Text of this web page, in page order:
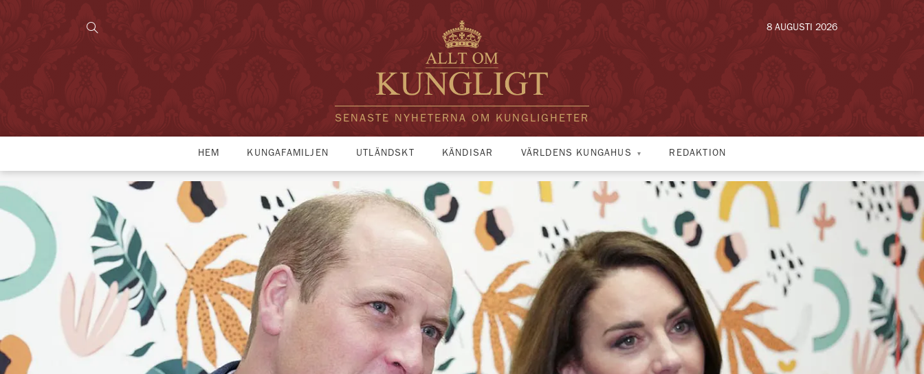
SENASTE NYHETERNA OM KUNGLIGHETER
8 AUGUSTI 2026
HEM KUNGAFAMILJEN UTLÄNDSKT KÄNDISAR VÄRLDENS KUNGAHUS REDAKTION